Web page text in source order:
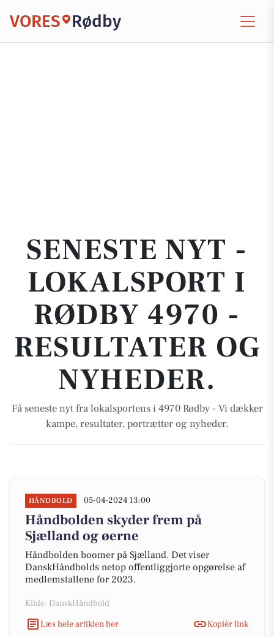
VORES Rødby
SENESTE NYT -
LOKALSPORT I
RØDBY 4970 -
RESULTATER OG
NYHEDER.
Få seneste nyt fra lokalsportens i 4970 Rødby - Vi dækker
kampe, resultater, portrætter og nyheder.
HÅNDBOLD 05-04-2024 13:00
Håndbolden skyder frem på
Sjælland og øerne
Håndbolden boomer på Sjælland. Det viser
DanskHåndbolds netop offentliggjorte opgørelse af
medlemstallene for 2023.
Kilde: DanskHåndbold
Læs hele artiklen her
Kopiér link